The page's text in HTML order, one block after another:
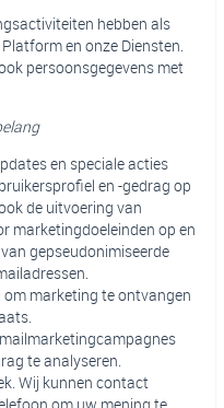
hebben als
en onze Diensten.
persoonsgegevens met
en speciale acties
en -gedrag op
de uitvoering van
marketingdoeleinden op en
gepseudonimiseerde
om marketing te ontvangen
te analyseren.
Wij kunnen contact